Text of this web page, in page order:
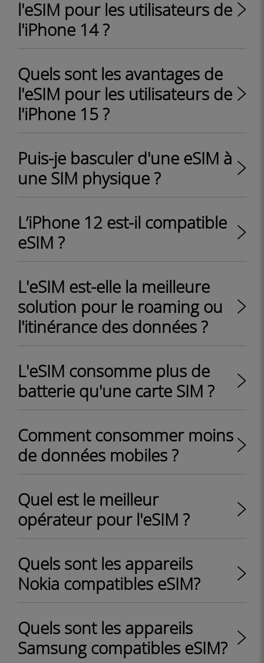
l'eSIM pour les utilisateurs de
l'iPhone 14 ?
Quels sont les avantages de
l'eSIM pour les utilisateurs de
l'iPhone 15 ?
Puis-je basculer d'une eSIM à
une SIM physique ?
L’iPhone 12 est-il compatible
eSIM ?
L'eSIM est-elle la meilleure
solution pour le roaming ou
l'itinérance des données ?
L'eSIM consomme plus de
batterie qu'une carte SIM ?
Comment consommer moins
de données mobiles ?
Quel est le meilleur
opérateur pour l'eSIM ?
Quels sont les appareils
Nokia compatibles eSIM?
Quels sont les appareils
Samsung compatibles eSIM?